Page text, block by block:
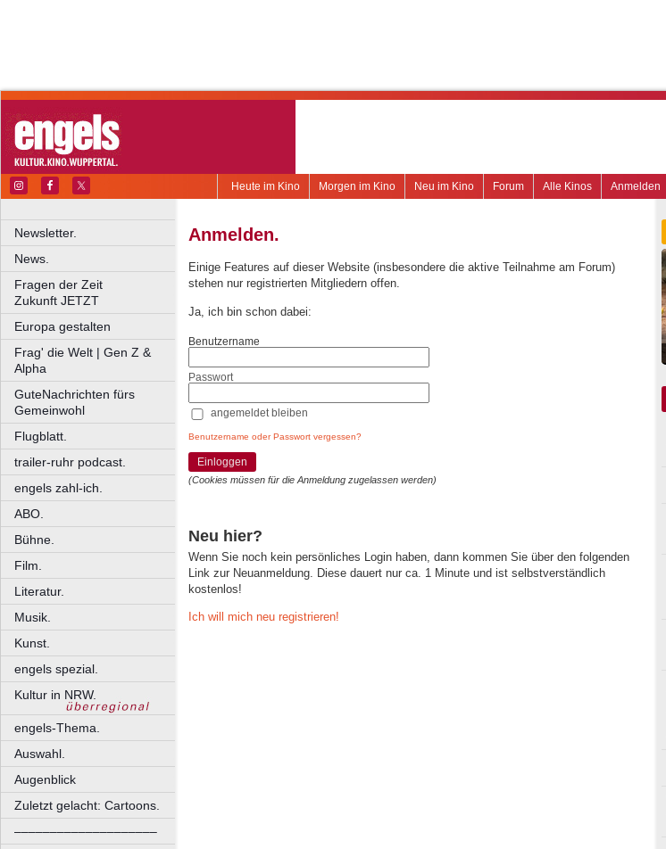
Anmelden
Alle Kinos
Forum
Neu im Kino
Morgen im Kino
Heute im Kino
Newsletter.
News.
Fragen der Zeit
Zukunft JETZT
Europa gestalten
Frag' die Welt | Gen Z &
Alpha
GuteNachrichten fürs
Gemeinwohl
Flugblatt.
trailer-ruhr podcast.
engels zahl-ich.
ABO.
Bühne.
Film.
Literatur.
Musik.
Kunst.
engels spezial.
Kultur in NRW.
engels-Thema.
Auswahl.
Augenblick
Zuletzt gelacht: Cartoons.
––––––––––––––––––––
Anmelden.
Einige Features auf dieser Website (insbesondere die aktive Teilnahme am Forum)
stehen nur registrierten Mitgliedern offen.
Ja, ich bin schon dabei:
Benutzername
Passwort
angemeldet bleiben
Benutzername oder Passwort vergessen?
Einloggen
(Cookies müssen für die Anmeldung zugelassen werden)
Neu hier?
Wenn Sie noch kein persönliches Login haben, dann kommen Sie über den folgenden
Link zur Neuanmeldung. Diese dauert nur ca. 1 Minute und ist selbstverständlich
kostenlos!
Ich will mich neu registrieren!